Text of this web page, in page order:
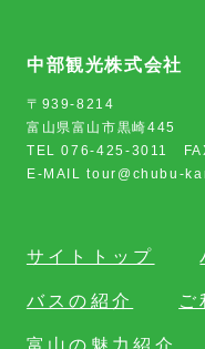
中部観光株式会社
〒939-8214
富山県富山市黒崎445
TEL 076-425-3011
E-MAIL tour@chubu-
サイトトップ
バスの紹介 ご
富山の魅力紹介